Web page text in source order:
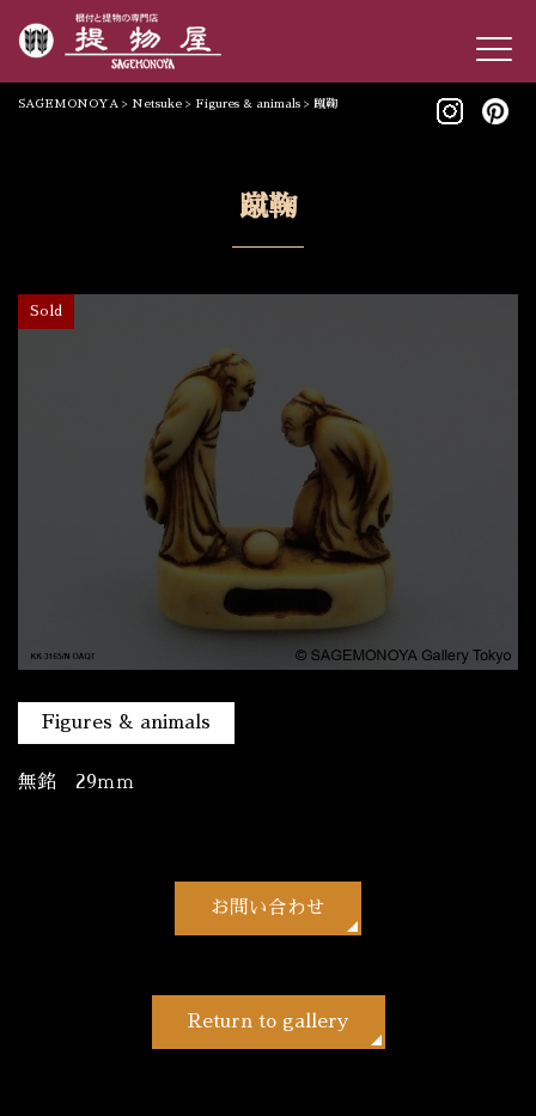
SAGEMONOYA > Netsuke > Figures & animals > 蹴鞠
蹴鞠
Sold
Figures & animals
無銘 29ｍｍ
お問い合わせ
Return to gallery